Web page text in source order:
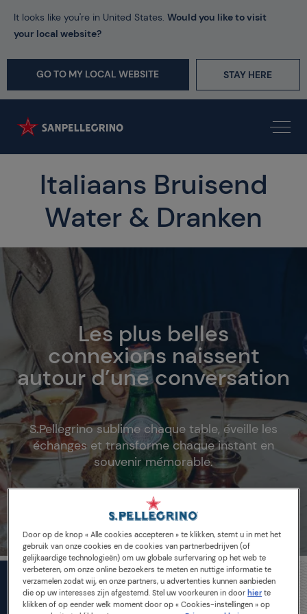
It looks like you're in United States. Would you like to visit
your local website?
GO TO MY LOCAL WEBSITE STAY HERE
Italiaans Bruisend
Water & Dranken
Les plus belles
connexions naissent
autour d’une conversation
S.Pellegrino sublime chaque table, éveille les
échanges et transforme chaque instant en
souvenir mémorable.
Door op de knop « Alle cookies accepteren » te klikken, stemt u in met het
gebruik van onze cookies en de cookies van partnerbedrijven (of
gelijkaardige technologieën) om uw globale surfervaring op het web te
verbeteren, om onze online bezoekers te meten en nuttige informatie te
verzamelen zodat wij, en onze partners, u advertenties kunnen aanbieden
die op uw interesses zijn afgestemd. Stel uw voorkeuren in door hier te
klikken of op eender welk moment door op « Cookies-instellingen » op